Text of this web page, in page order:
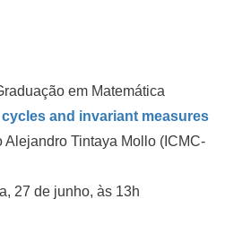
em Matemática
and invariant measures
Alejandro Tintaya Mollo (ICMC-
27 de junho, às 13h